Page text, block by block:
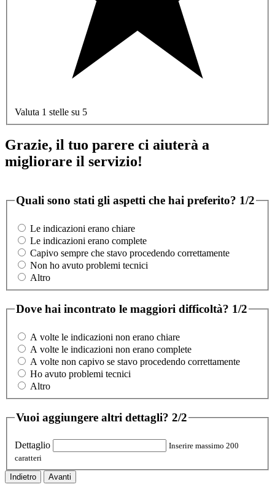
Valuta 1 stelle su 5
Grazie, il tuo parere ci aiuterà a
migliorare il servizio!
Quali sono stati gli aspetti che hai preferito? 1/2
Le indicazioni erano chiare
Le indicazioni erano complete
Capivo sempre che stavo procedendo correttamente
Non ho avuto problemi tecnici
Altro
Dove hai incontrato le maggiori difficoltà? 1/2
A volte le indicazioni non erano chiare
A volte le indicazioni non erano complete
A volte non capivo se stavo procedendo correttamente
Ho avuto problemi tecnici
Altro
Vuoi aggiungere altri dettagli? 2/2
Dettaglio
Inserire massimo 200
caratteri
Indietro Avanti